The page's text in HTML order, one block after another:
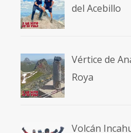
del Acebillo
Vértice de
Roya
Volcán